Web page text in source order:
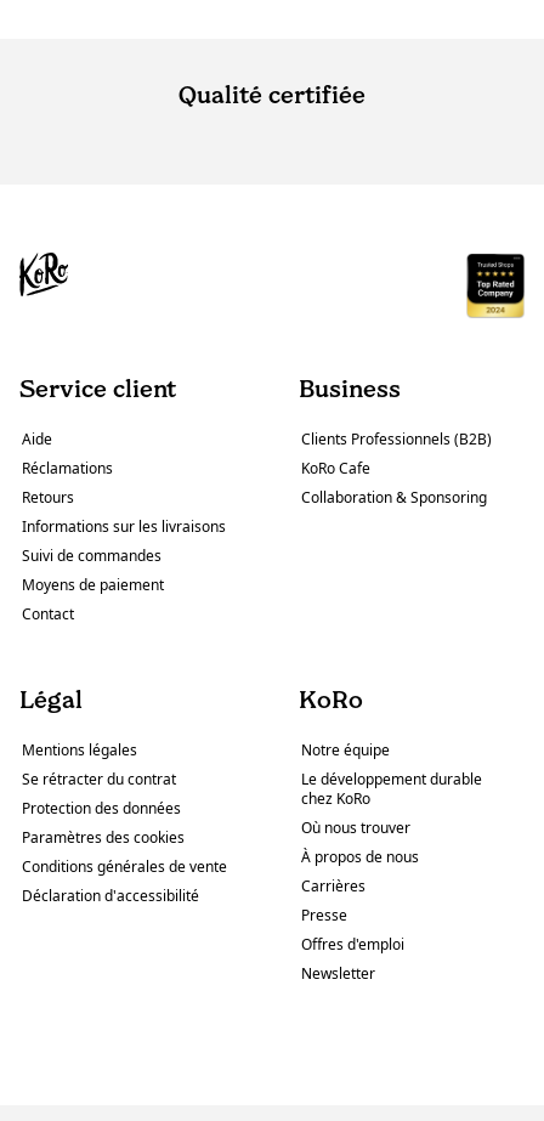
Qualité certifiée
Service client
Aide
Réclamations
Retours
Informations sur les livraisons
Suivi de commandes
Moyens de paiement
Contact
Business
Clients Professionnels (B2B)
KoRo Cafe
Collaboration & Sponsoring
Légal
Mentions légales
Se rétracter du contrat
Protection des données
Paramètres des cookies
Conditions générales de vente
Déclaration d'accessibilité
KoRo
Notre équipe
Le développement durable
chez KoRo
Où nous trouver
À propos de nous
Carrières
Presse
Offres d'emploi
Newsletter